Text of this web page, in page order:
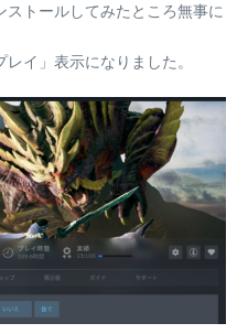
トールしてみたところ無事に
イ」表示になりました。